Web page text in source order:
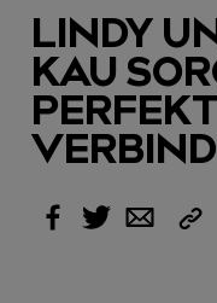
LINDY
KAU
Facebook
TwitterEmail Link